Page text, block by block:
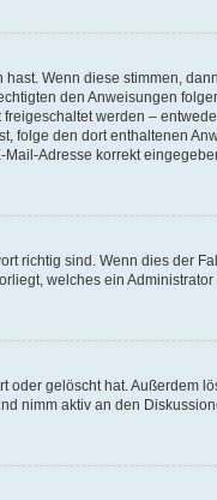
Wenn diese stimmen,
den Anweisungen
werden –
folge den dort enthaltenen
Adresse korrekt
richtig sind. Wenn dies der
welches ein Administrator
gelöscht hat. Außerdem
nimm aktiv an den